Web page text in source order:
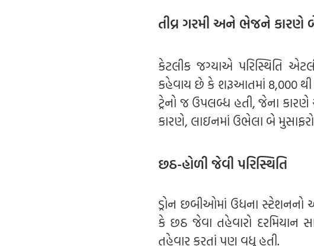
તીવ્ર ગરમી અને ભેજને કારણે
કેટલીક જગ્યાએ પરિસ્થિતિ
કહેવાય છે કે શરૂઆતમાં 8,000 થી
ટ્રેનો જ ઉપલબ્ધ હતી, જેના
કારણે, લાઇનમાં ઉભેલા બે
છઠ-હોળી જેવી પરિસ્થિતિ
ડ્રોન છબીઓમાં ઉધના સ્ટેશનનો
કે છઠ જેવા તહેવારો દરમિયાન
તહેવાર કરતાં પણ વધુ હતી.